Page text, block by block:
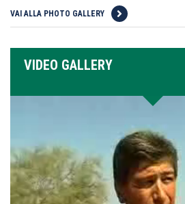
VAI ALLA PHOTO GALLERY
VIDEO GALLERY